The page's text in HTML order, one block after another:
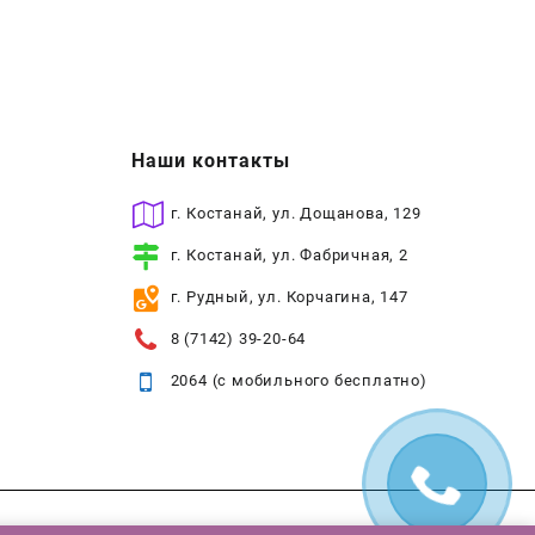
Наши контакты
г. Костанай, ул. Дощанова, 129
г. Костанай, ул. Фабричная, 2
г. Рудный, ул. Корчагина, 147
8 (7142) 39-20-64
2064 (с мобильного бесплатно)